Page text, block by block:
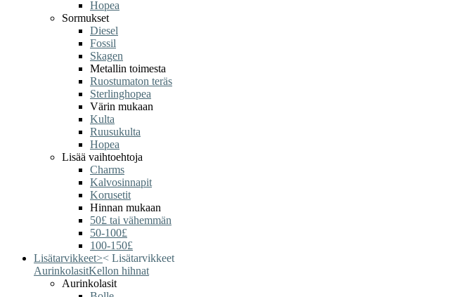
Hopea
Sormukset
Diesel
Fossil
Skagen
Metallin toimesta
Ruostumaton teräs
Sterlinghopea
Värin mukaan
Kulta
Ruusukulta
Hopea
Lisää vaihtoehtoja
Charms
Kalvosinnapit
Korusetit
Hinnan mukaan
50£ tai vähemmän
50-100£
100-150£
Lisätarvikkeet>< Lisätarvikkeet
AurinkolasitKellon hihnat
Aurinkolasit